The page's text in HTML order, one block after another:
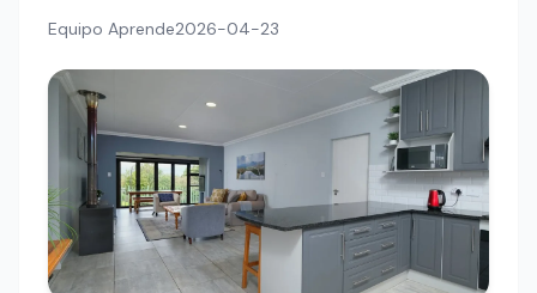
Equipo Aprende2026-04-23